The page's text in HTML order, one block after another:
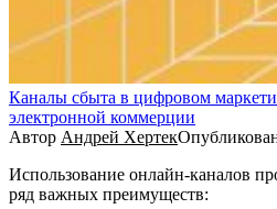
Каналы сбыта в цифровом
электронной коммерции
Автор Андрей Хертек
Использование онлайн-каналов
ряд важных преимуществ: